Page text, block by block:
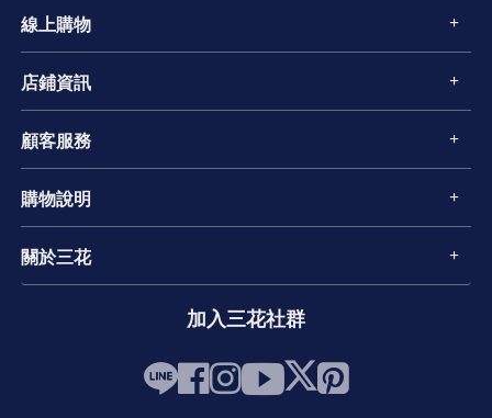
線上購物
店鋪資訊
顧客服務
購物說明
關於三花
加入三花社群